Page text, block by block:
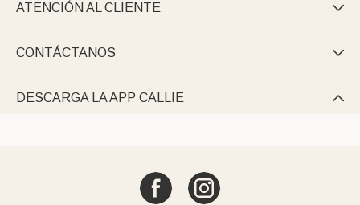
ATENCIÓN AL CLIENTE 
CONTÁCTANOS 
DESCARGA LA APP CALLIE 